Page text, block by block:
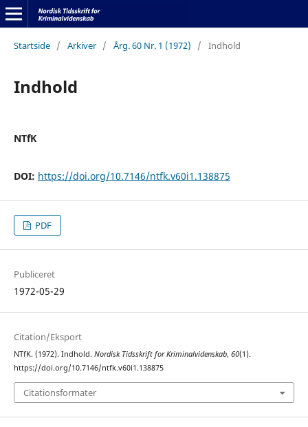
Startside / Arkiver / Årg. 60 Nr. 1 (1972) / Indhold
Indhold
NTfK
DOI: https://doi.org/10.7146/ntfk.v60i1.138875
PDF
Publiceret
1972-05-29
Citation/Eksport
NTfK. (1972). Indhold. Nordisk Tidsskrift for Kriminalvidenskab, 60(1).
https://doi.org/10.7146/ntfk.v60i1.138875
Citationsformater